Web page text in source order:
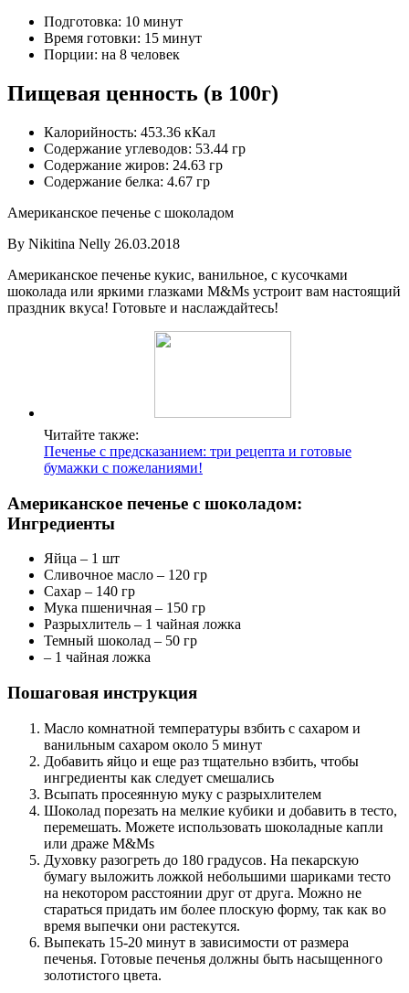
Подготовка: 10 минут
Время готовки: 15 минут
Порции: на 8 человек
Пищевая ценность (в 100г)
Калорийность: 453.36 кКал
Содержание углеводов: 53.44 гр
Содержание жиров: 24.63 гр
Содержание белка: 4.67 гр
Американское печенье с шоколадом
By Nikitina Nelly 26.03.2018
Американское печенье кукис, ванильное, с кусочками
шоколада или яркими глазками M&Ms устроит вам настоящий
праздник вкуса! Готовьте и наслаждайтесь!
Читайте также:
Печенье с предсказанием: три рецепта и готовые
бумажки с пожеланиями!
Американское печенье с шоколадом:
Ингредиенты
Яйца – 1 шт
Сливочное масло – 120 гр
Сахар – 140 гр
Мука пшеничная – 150 гр
Разрыхлитель – 1 чайная ложка
Темный шоколад – 50 гр
– 1 чайная ложка
Пошаговая инструкция
Масло комнатной температуры взбить с сахаром и
ванильным сахаром около 5 минут
Добавить яйцо и еще раз тщательно взбить, чтобы
ингредиенты как следует смешались
Всыпать просеянную муку с разрыхлителем
Шоколад порезать на мелкие кубики и добавить в тесто,
перемешать. Можете использовать шоколадные капли
или драже M&Ms
Духовку разогреть до 180 градусов. На пекарскую
бумагу выложить ложкой небольшими шариками тесто
на некотором расстоянии друг от друга. Можно не
стараться придать им более плоскую форму, так как во
время выпечки они растекутся.
Выпекать 15-20 минут в зависимости от размера
печенья. Готовые печенья должны быть насыщенного
золотистого цвета.